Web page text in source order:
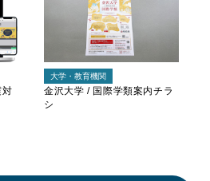
対
大学・教育機関
金沢大学 / 国際学類案内チラ
シ